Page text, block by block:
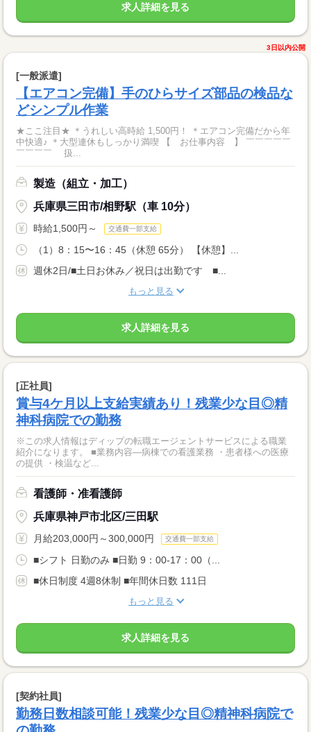
求人詳細を見る
3日以内公開
[一般派遣]
【エアコン完備】手のひらサイズ部品の検品な
どシンプル作業
★ここ注目★ ＊うれしい高時給 1,500円！ ＊エアコン完備だから年
中快適♪ ＊大型連休もしっかり満喫 【 お仕事内容 】 ￣￣￣￣￣
￣￣￣￣ 扱...
製造（組立・加工）
兵庫県三田市/相野駅（車 10分）
時給1,500円～ 交通費一部支給
（1）8：15〜16：45（休憩 65分） 【休憩】...
週休2日/■土日お休み／祝日は出勤です ■...
もっと見る
求人詳細を見る
[正社員]
賞与4ケ月以上支給実績あり！残業少な目◎精
神科病院での勤務
※この求人情報はディップの転職エージェントサービスによる職業
紹介になります。 ■業務内容―病棟での看護業務 ・患者様への医療
の提供 ・検温など...
看護師・准看護師
兵庫県神戸市北区/三田駅
月給203,000円～300,000円 交通費一部支給
■シフト 日勤のみ ■日勤 9：00-17：00（...
■休日制度 4週8休制 ■年間休日数 111日
もっと見る
求人詳細を見る
[契約社員]
勤務日数相談可能！残業少な目◎精神科病院で